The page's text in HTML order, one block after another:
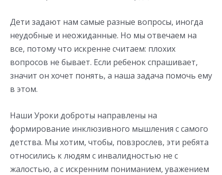
Дети задают нам самые разные вопросы, иногда
неудобные и неожиданные. Но мы отвечаем на
все, потому что искренне считаем: плохих
вопросов не бывает. Если ребенок спрашивает,
значит он хочет понять, а наша задача помочь ему
в этом.
Наши Уроки доброты направлены на
формирование инклюзивного мышления с самого
детства. Мы хотим, чтобы, повзрослев, эти ребята
относились к людям с инвалидностью не с
жалостью, а с искренним пониманием, уважением